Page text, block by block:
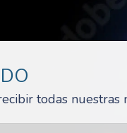
todas nuestras